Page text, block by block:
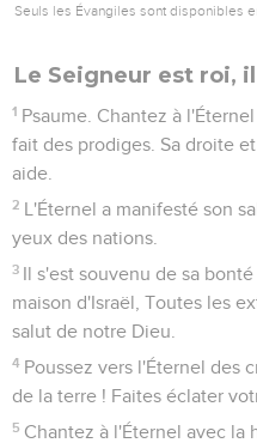
Seuls les Évangiles sont disponibles
Le Seigneur est roi,
1 Psaume. Chantez à
fait des prodiges. Sa droite
aide.
2 L'Éternel a manifesté son
yeux des nations.
3 Il s'est souvenu de sa
maison d'Israël, Toutes les
salut de notre Dieu.
4 Poussez vers l'Éternel des
de la terre ! Faites éclater
5 Chantez à l'Éternel avec la